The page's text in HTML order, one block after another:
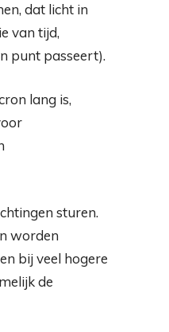
dat licht in
van tijd,
punt passeert).
lang is,
sturen.
worden
bij veel hogere
de